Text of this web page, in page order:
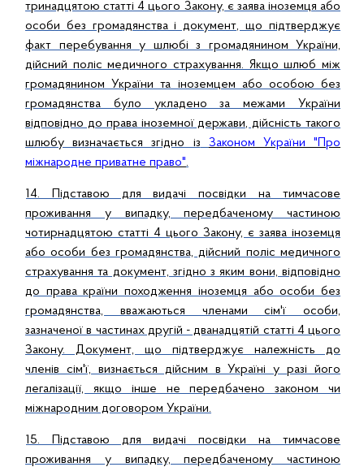
тринадцятою статті 4 цього Закону, є заява іноземця або
особи без громадянства і документ, що підтверджує
факт перебування у шлюбі з громадянином України,
дійсний поліс медичного страхування. Якщо шлюб між
громадянином України та іноземцем або особою без
громадянства було укладено за межами України
відповідно до права іноземної держави, дійсність такого
шлюбу визначається згідно із
Законом України "Про
міжнародне приватне право".
14. Підставою для видачі посвідки на тимчасове
проживання у випадку, передбаченому частиною
чотирнадцятою статті 4 цього Закону, є заява іноземця
або особи без громадянства, дійсний поліс медичного
страхування та документ, згідно з яким вони, відповідно
до права країни походження іноземця або особи без
громадянства, вважаються членами сім'ї особи,
зазначеної в частинах другій - дванадцятій статті 4 цього
Закону. Документ, що підтверджує належність до
членів сім'ї, визнається дійсним в Україні у разі його
легалізації, якщо інше не передбачено законом чи
міжнародним договором України.
15. Підставою для видачі посвідки на тимчасове
проживання у випадку, передбаченому частиною